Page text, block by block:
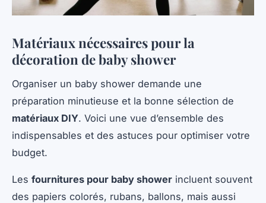
Matériaux nécessaires pour la
décoration de baby shower
Organiser un baby shower demande une
préparation minutieuse et la bonne sélection de
matériaux DIY. Voici une vue d’ensemble des
indispensables et des astuces pour optimiser votre
budget.
Les fournitures pour baby shower incluent souvent
des papiers colorés, rubans, ballons, mais aussi